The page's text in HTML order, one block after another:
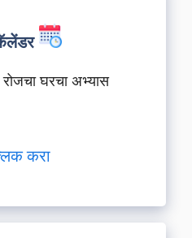
घरचा अभ्यास
करा